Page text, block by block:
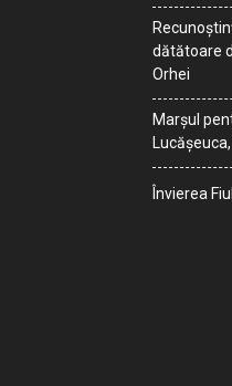
dătătoare
Orhei
Marșul
Învierea